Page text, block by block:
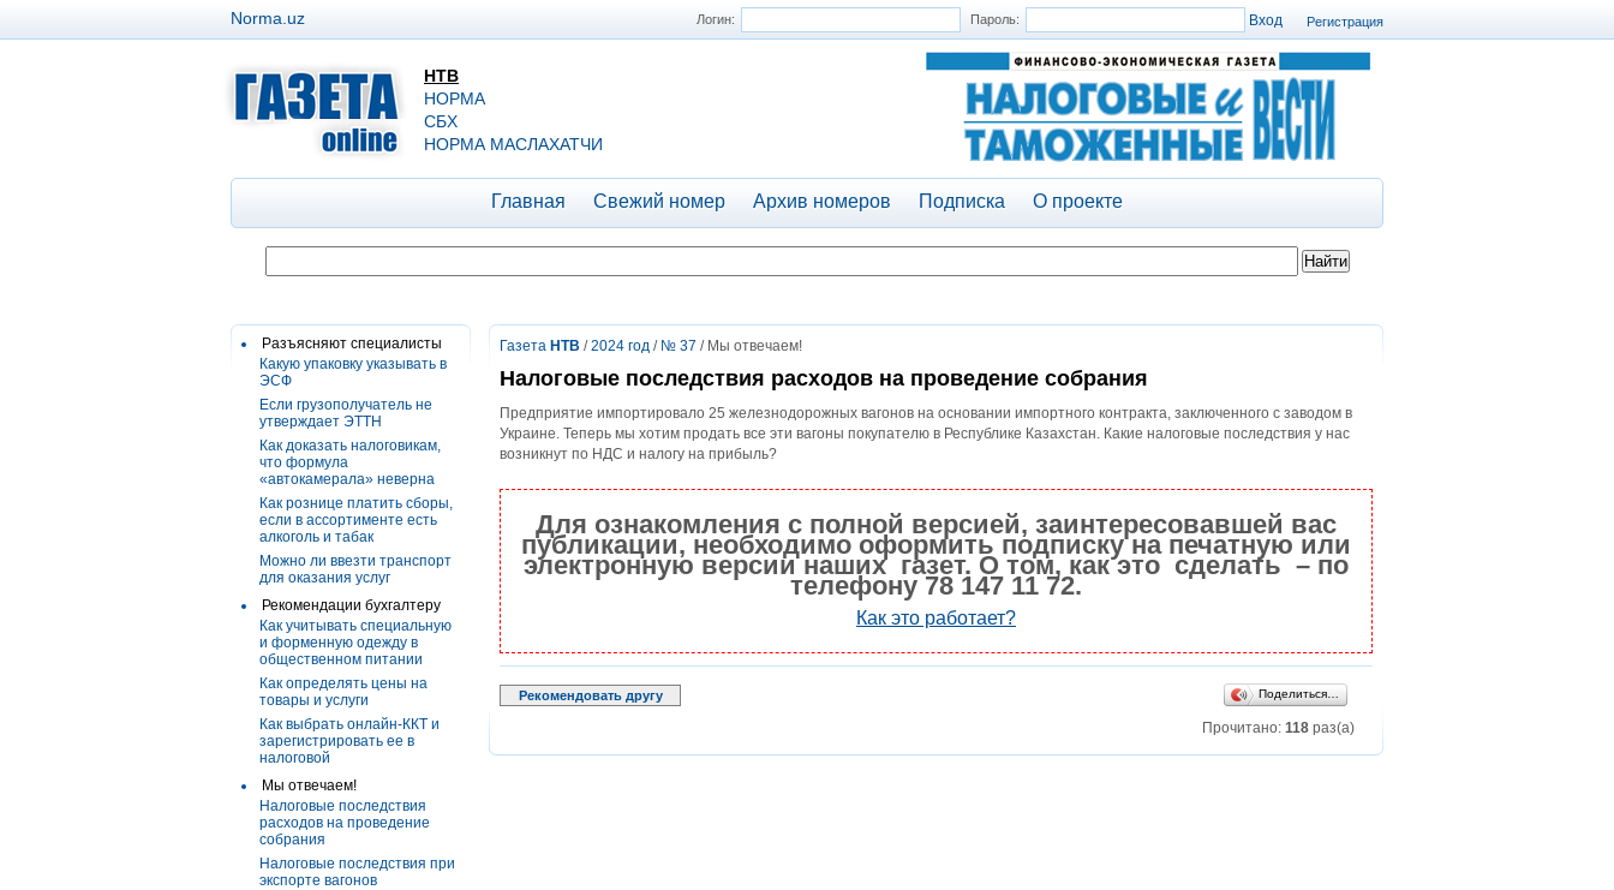
Регистрация
Логин: Пароль:
Norma.uz
НТВ
НОРМА
СБХ
НОРМА МАСЛАХАТЧИ
Главная Свежий номер Архив номеров Подписка О проекте
Разъясняют специалисты
Какую упаковку указывать в
ЭСФ
Если грузополучатель не
утверждает ЭТТН
Как доказать налоговикам,
что формула
«автокамерала» неверна
Как рознице платить сборы,
если в ассортименте есть
алкоголь и табак
Можно ли ввезти транспорт
для оказания услуг
Рекомендации бухгалтеру
Как учитывать специальную
и форменную одежду в
общественном питании
Как определять цены на
товары и услуги
Как выбрать онлайн-ККТ и
зарегистрировать ее в
налоговой
Мы отвечаем!
Налоговые последствия
расходов на проведение
собрания
Налоговые последствия при
экспорте вагонов
Газета НТВ /2024 год / № 37 / Мы отвечаем!
Налоговые последствия расходов на проведение собрания
Предприятие импортировало 25 железнодорожных вагонов на основании импортного контракта, заключенного с заводом в
Украине. Теперь мы хотим продать все эти вагоны покупателю в Республике Казахстан. Какие налоговые последствия у нас
возникнут по НДС и налогу на прибыль?
Для ознакомления с полной версией, заинтересовавшей вас
публикации, необходимо оформить подписку на печатную или
электронную версии наших газет. О том, как это сделать – по
телефону 78 147 11 72.
Как это работает?
Рекомендовать другу Поделиться…
Прочитано: 118 раз(а)